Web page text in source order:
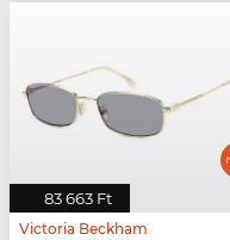
83 663 Ft
Victoria Beckham